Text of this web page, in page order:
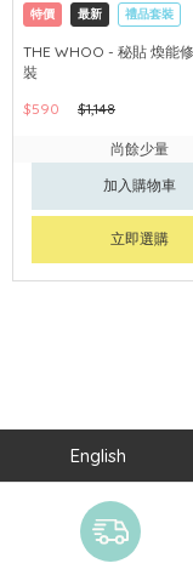
特價 最新 禮品套裝
網購店取 可中國內地配送
THE WHOO - 秘貼 煥能
裝
$590
$1,148
尚餘少量
加入購物車
立即選購
English